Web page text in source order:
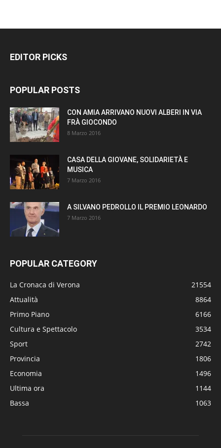
EDITOR PICKS
POPULAR POSTS
CON AMIA ARRIVANO NUOVI ALBERI IN VIA
FRÀ GIOCONDO
8 Marzo 2016
CASA DELLA GIOVANE, SOLIDARIETÀ E
MUSICA
7 Marzo 2016
A SILVANO PEDROLLO IL PREMIO LEONARDO
7 Marzo 2016
POPULAR CATEGORY
La Cronaca di Verona
21554
Attualità
8864
Primo Piano
6166
Cultura e Spettacolo
3534
Sport
2742
Provincia
1806
Economia
1496
Ultima ora
1144
Bassa
1063